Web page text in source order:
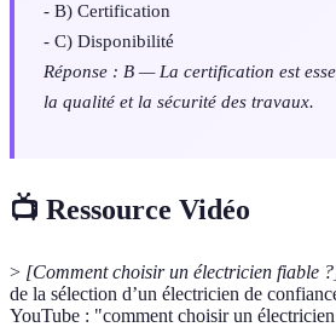
- B) Certification
- C) Disponibilité
Réponse : B — La certification est
la qualité et la sécurité des travaux.
📺 Ressource Vidéo
> [Comment choisir un électricien fiable
de la sélection d’un électricien de
YouTube : "comment choisir un